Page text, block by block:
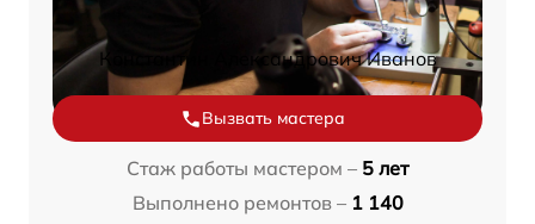
Константин Александрович Иванов
Вызвать мастера
Стаж работы мастером – 5 лет
Выполнено ремонтов – 1 140